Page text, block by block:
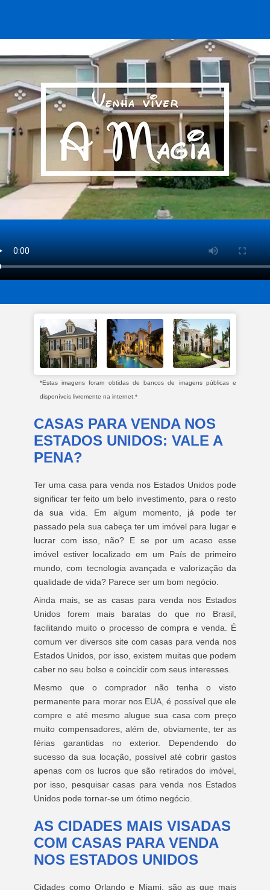
*Estas imagens foram obtidas de bancos de imagens públicas e
disponíveis livremente na internet.*
CASAS PARA VENDA NOS
ESTADOS UNIDOS: VALE A
PENA?
Ter uma casa para venda nos Estados Unidos pode
significar ter feito um belo investimento, para o resto
da sua vida. Em algum momento, já pode ter
passado pela sua cabeça ter um imóvel para lugar e
lucrar com isso, não? E se por um acaso esse
imóvel estiver localizado em um País de primeiro
mundo, com tecnologia avançada e valorização da
qualidade de vida? Parece ser um bom negócio.
Ainda mais, se as casas para venda nos Estados
Unidos forem mais baratas do que no Brasil,
facilitando muito o processo de compra e venda. É
comum ver diversos site com casas para venda nos
Estados Unidos, por isso, existem muitas que podem
caber no seu bolso e coincidir com seus interesses.
Mesmo que o comprador não tenha o visto
permanente para morar nos EUA, é possível que ele
compre e até mesmo alugue sua casa com preço
muito compensadores, além de, obviamente, ter as
férias garantidas no exterior. Dependendo do
sucesso da sua locação, possível até cobrir gastos
apenas com os lucros que são retirados do imóvel,
por isso, pesquisar casas para venda nos Estados
Unidos pode tornar-se um ótimo negócio.
AS CIDADES MAIS VISADAS
COM CASAS PARA VENDA
NOS ESTADOS UNIDOS
Cidades como Orlando e Miami, são as que mais